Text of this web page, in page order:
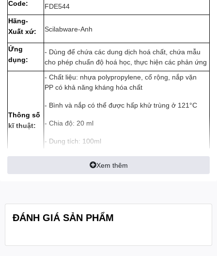
Code: FDE544
Hãng-
Xuất xứ:
Scilabware-Anh
Ứng
dụng:
- Dùng để chứa các dung dịch hoá chất, chứa mẫu
cho phép chuẩn độ hoá học, thực hiện các phản ứng
Thông số
kĩ thuật:
- Chất liệu: nhựa polypropylene, cổ rộng, nắp vặn
PP có khả năng kháng hóa chất
- Bình và nắp có thể được hấp khử trùng ở 121°C
- Chia độ: 20 ml
- Dung tích: 100ml
- Kích thước: GL40
- Kích thước cổ: 34/35
đóng gói:
Xem thêm
ĐÁNH GIÁ SẢN PHẨM